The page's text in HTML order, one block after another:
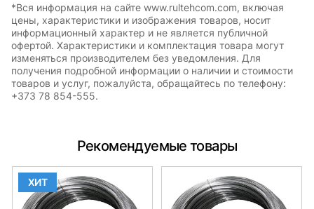
*Вся информация на сайте www.rultehcom.com, включая
цены, характеристики и изображения товаров, носит
информационный характер и не является публичной
офертой. Характеристики и комплектация товара могут
изменяться производителем без уведомления. Для
получения подробной информации о наличии и стоимости
товаров и услуг, пожалуйста, обращайтесь по телефону:
+373 78 854-555.
Рекомендуемые товары
ХИТ